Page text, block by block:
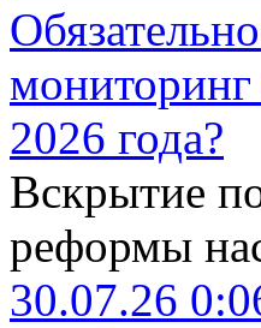
2026 года?
Вскрытие
реформы
30.07.26